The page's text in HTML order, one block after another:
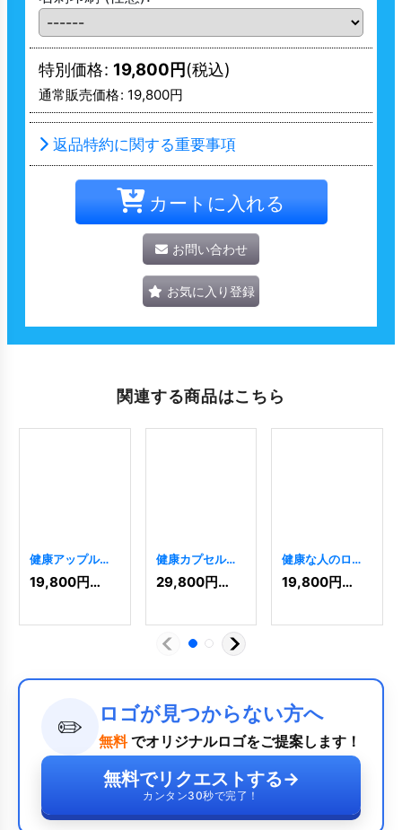
特別価格: 19,800円(税込)
通常販売価格: 19,800円
返品特約に関する重要事項
カートに入れる
お問い合わせ
お気に入り登録
関連する商品はこちら
健康アップルと
人のロゴ [5658
19,800円(税込)
健康カプセルと
人のロゴ [6385
29,800円(税込)
健康な人のロゴ
[418]
19,800円(税込)
✏️ ロゴが見つからない方へ
無料 でオリジナルロゴをご提案します！
無料でリクエストする→
カンタン30秒で完了！